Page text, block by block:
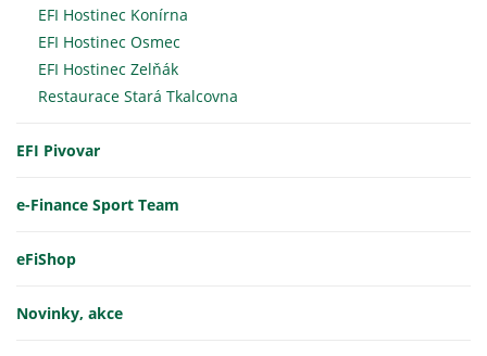
EFI Hostinec Konírna
EFI Hostinec Osmec
EFI Hostinec Zelňák
Restaurace Stará Tkalcovna
EFI Pivovar
e-Finance Sport Team
eFiShop
Novinky, akce